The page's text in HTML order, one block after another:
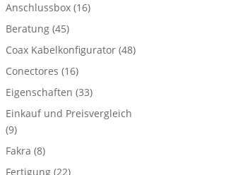
Anschlussbox (16)
Beratung (45)
Coax Kabelkonfigurator (48)
Conectores (16)
Eigenschaften (33)
Einkauf und Preisvergleich
(9)
Fakra (8)
Fertigung (22)